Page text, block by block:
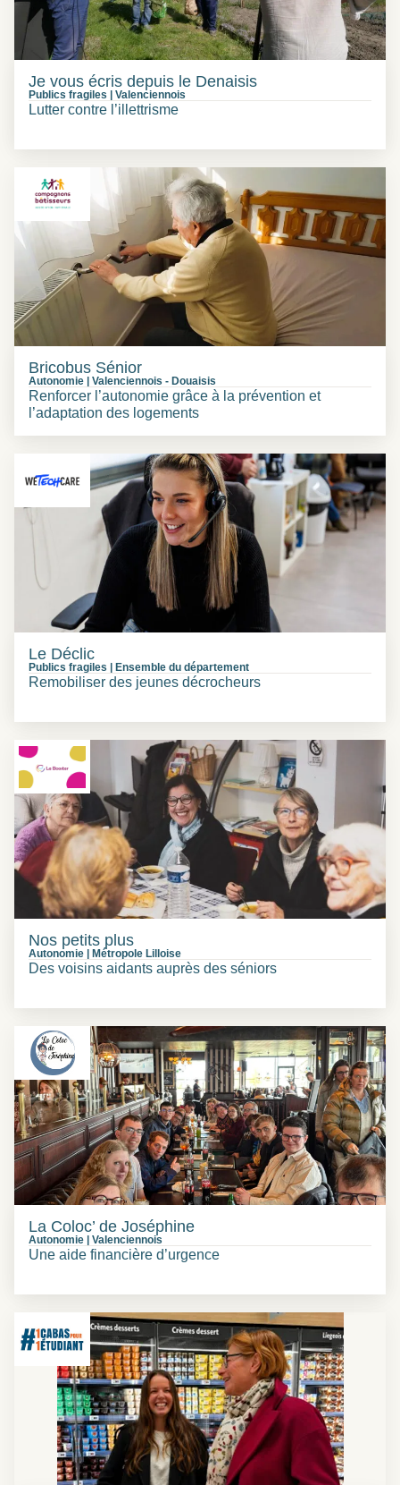
Je vous écris depuis le Denaisis
Publics fragiles Valenciennois
Lutter contre l’illettrisme
Bricobus Sénior
Autonomie Valenciennois - Douaisis
Renforcer l’autonomie grâce à la prévention et
l’adaptation des logements
Le Déclic
Publics fragiles Ensemble du département
Remobiliser des jeunes décrocheurs
Nos petits plus
Autonomie Métropole Lilloise
Des voisins aidants auprès des séniors
La Coloc’ de Joséphine
Autonomie Valenciennois
Une aide financière d’urgence